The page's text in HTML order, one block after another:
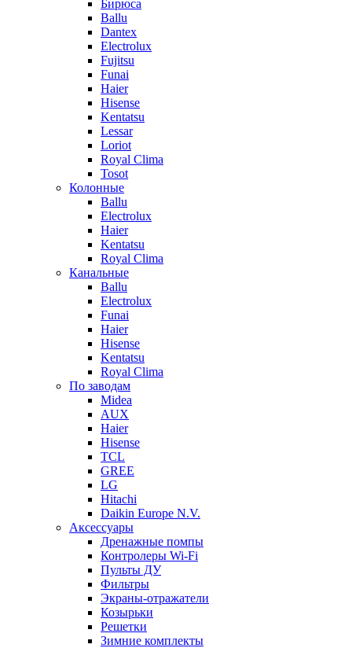
Бирюса
Ballu
Dantex
Electrolux
Fujitsu
Funai
Haier
Hisense
Kentatsu
Lessar
Loriot
Royal Clima
Tosot
Колонные
Ballu
Electrolux
Haier
Kentatsu
Royal Clima
Канальные
Ballu
Electrolux
Funai
Haier
Hisense
Kentatsu
Royal Clima
По заводам
Midea
AUX
Haier
Hisense
TCL
GREE
LG
Hitachi
Daikin Europe N.V.
Аксессуары
Дренажные помпы
Контролеры Wi-Fi
Пульты ДУ
Фильтры
Экраны-отражатели
Козырьки
Решетки
Зимние комплекты